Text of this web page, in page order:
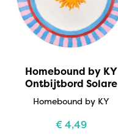
Homebound by KY
Ontbijtbord Solare
Homebound by KY
€4,49